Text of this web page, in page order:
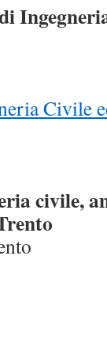
Civile
civile,